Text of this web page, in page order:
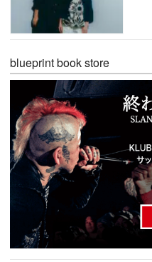
blueprint book store